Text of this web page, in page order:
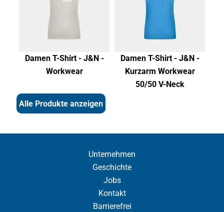
Damen T-Shirt - J&N -
Workwear
Damen T-Shirt - J&N -
Kurzarm Workwear
50/50 V-Neck
Alle Produkte anzeigen
Unternehmen
Geschichte
Jobs
Kontakt
Barrierefrei